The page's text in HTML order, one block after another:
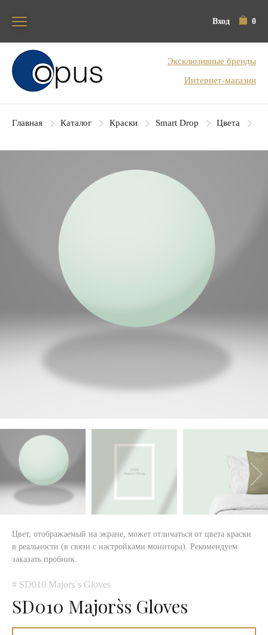
Вход 0
Блок поиска
Эксклюзивные бренды
Интернет-магазин
Главная Каталог Краски Smart Drop Цвета
Цвет, отображаемый на экране, может отличаться от цвета краски
в реальности (в связи с настройками монитора). Рекомендуем
заказать пробник.
# SD010 Majors`s Gloves
SD010 Majors`s Gloves